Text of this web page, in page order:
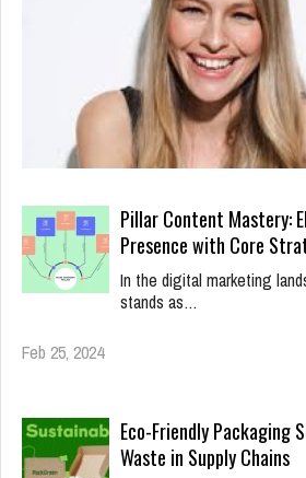
Pillar Content Mastery:
Presence with Core
In the digital marketing
stands as…
Feb 25, 2024
Eco-Friendly Packaging
Waste in Supply Chains